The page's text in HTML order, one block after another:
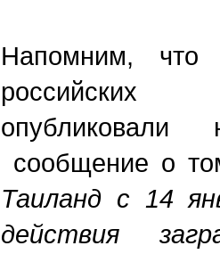
Напомним, что
российских
сообщение о
Таиланд с 14
действия